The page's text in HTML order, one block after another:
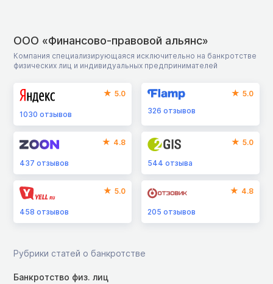
ООО «Финансово-правовой альянс»
Компания специализирующаяся исключительно на банкротстве
физических лиц и индивидуальных предпринимателей
5.0
1030 отзывов
5.0
326отзывов
4.8
437 отзывов
5.0
544отзыва
5.0
458 отзывов
4.8
205отзывов
Рубрики статей о банкротстве
Банкротство физ. лиц